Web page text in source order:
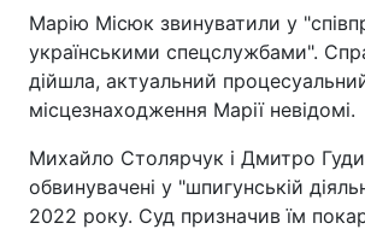
Марію Місюк звинуватили у
українськими спецслужбами".
дійшла, актуальний
місцезнаходження Марії невідомі.
Михайло Столярчук і Дмитро
обвинувачені у "шпигунській
2022 року. Суд призначив їм